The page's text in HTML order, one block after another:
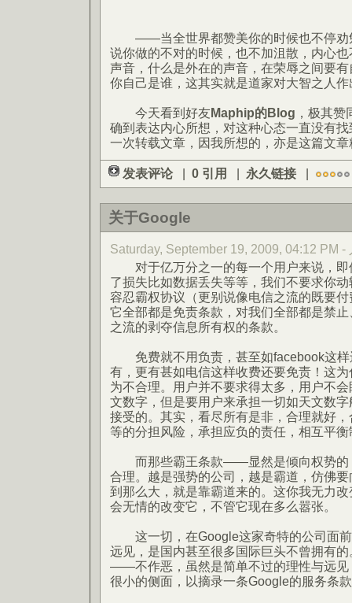
——当全世界都赞美你的时候也不停劝
说你做的不对的时候，也不加沮散，内心
声音，什么是外在的声音，在荣辱之间要
你自己是谁，这其实就是道家对大智之人
今天看到好友Maphip的Blog ，极其
确到表达内心所想，对这种心态一直没有
一次转载文章，因我所想的，亦是这篇文
发表评论 | 0 引用 | 永久链接 |
关于Google
Saturday, September 19, 2009, 04:12 PM -
对于亿万分之一的每一个用户来说，即
了损失比如数据丢失等等，我们不要求你
容忍霸权协议（更别说像电信之流的既要
它全部都是免责条款，对我们全部都是禁
之流的剥夺信息所有权的条款。
免费就不用负责，甚至如facebook这样
有，更有甚如电信这样收费还要免责！这
为不合理。用户并不要求得太多，用户不
文数字，但是要用户来承担一切如天文数
接受的。其实，看尽所有是非，合理就好
等的分担风险，承担应负的责任，相互平
而那些霸王条款——显然是倾向权势的
合理。越是强势的公司，越是霸道，仿佛
到那么大，就是靠霸道来的。这你我无力
会无情的改变它，不管它现在多么嚣张。
这一切，在Google这家奇特的公司面前
远见，是国内甚至很多国际巨头不曾拥有
——不作恶，虽然是简单不过的理性与远见
很小的侧面，以摘录一条Google的服务条